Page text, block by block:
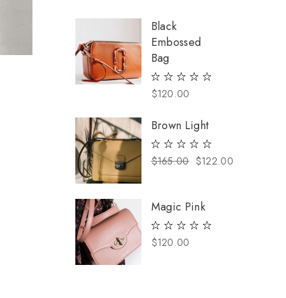
Black
Embossed
Bag
$120.00
Brown Light
$165.00
Il
$165.00.
$122.00
Il
$122.00.
Magic Pink
$120.00